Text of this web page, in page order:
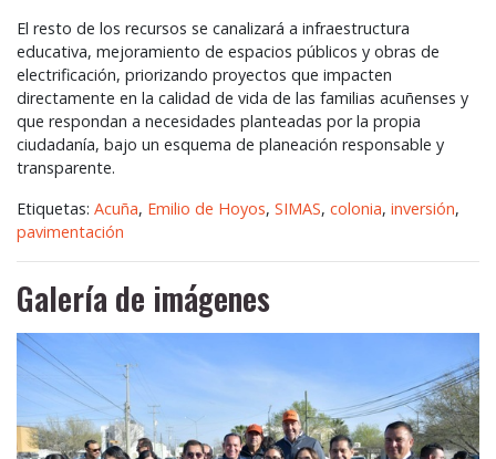
El resto de los recursos se canalizará a infraestructura
educativa, mejoramiento de espacios públicos y obras de
electrificación, priorizando proyectos que impacten
directamente en la calidad de vida de las familias acuñenses y
que respondan a necesidades planteadas por la propia
ciudadanía, bajo un esquema de planeación responsable y
transparente.
Etiquetas: Acuña, Emilio de Hoyos, SIMAS, colonia, inversión,
pavimentación
Galería de imágenes